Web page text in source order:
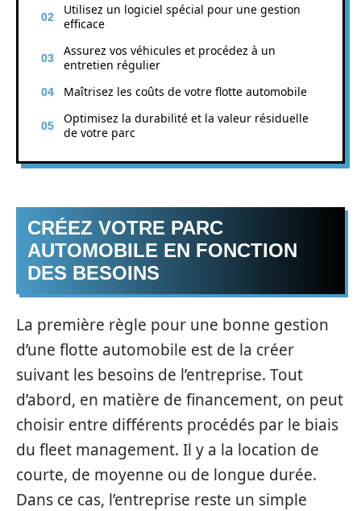
Utilisez un logiciel spécial pour une gestion
efficace
Assurez vos véhicules et procédez à un
entretien régulier
Maîtrisez les coûts de votre flotte automobile
Optimisez la durabilité et la valeur résiduelle
de votre parc
CRÉEZ VOTRE PARC
AUTOMOBILE EN FONCTION
DES BESOINS
La première règle pour une bonne gestion
d’une flotte automobile est de la créer
suivant les besoins de l’entreprise. Tout
d’abord, en matière de financement, on peut
choisir entre différents procédés par le biais
du fleet management. Il y a la location de
courte, de moyenne ou de longue durée.
Dans ce cas, l’entreprise reste un simple